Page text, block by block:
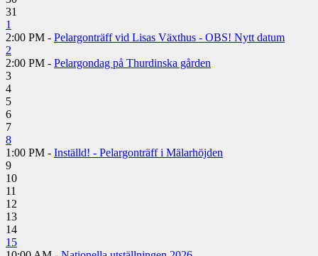
31
1
2:00 PM - Pelargonträff vid Lisas Växthus - OBS! Nytt datum
2
2:00 PM - Pelargondag på Thurdinska gården
3
4
5
6
7
8
1:00 PM - Inställd! - Pelargonträff i Mälarhöjden
9
10
11
12
13
14
15